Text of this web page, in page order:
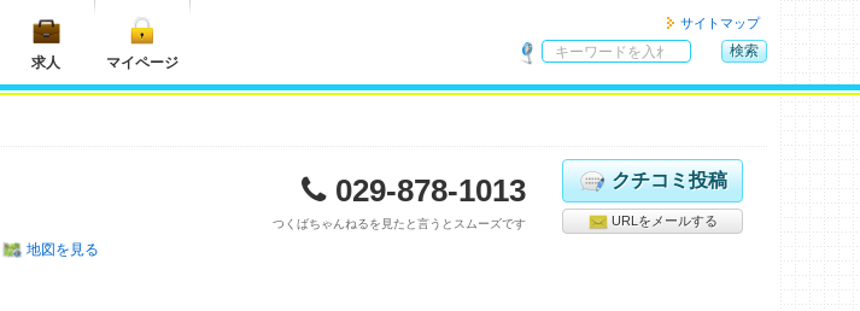
求人 マイページ
サイトマップ
内
索
検索
029-878-1013
つくばちゃんねるを見たと言うとスムーズです
クチコミ投稿
URLをメールする
地図を見る